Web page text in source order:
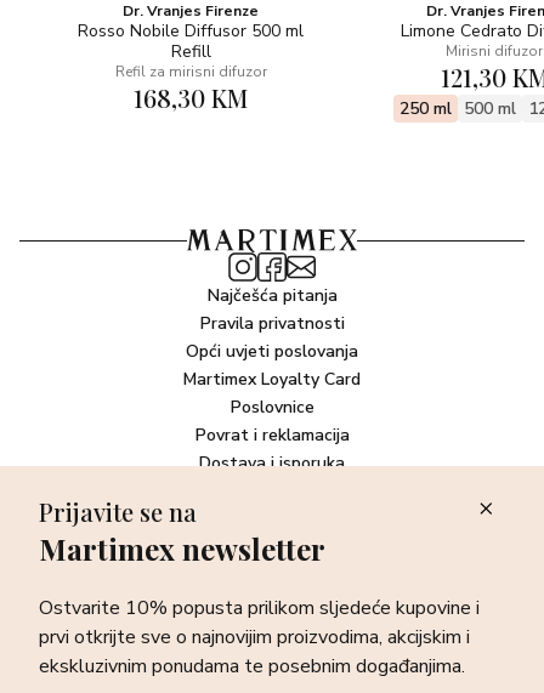
Dr. Vranjes Firenze
Rosso Nobile Diffusor 500 ml
Refill
Refil za mirisni difuzor
168,30 KM
Dr. Vranjes
Limone Cedrato
Mirisni difuzor
121,30
250 ml 500 ml
Najčešća pitanja
Pravila privatnosti
Opći uvjeti poslovanja
Martimex Loyalty Card
Poslovnice
Povrat i reklamacija
Dostava i isporuka
Newsletter
sve o najnovijim proizvodima, akcijskim i ekskluzivnim
ponudama te posebnim događanjima.
Prijava
Prijavite se na
Martimex newsletter
Ostvarite 10% popusta prilikom sljedeće kupovine i
prvi otkrijte sve o najnovijim proizvodima, akcijskim i
ekskluzivnim ponudama te posebnim događanjima.